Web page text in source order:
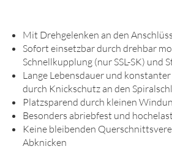
Mit Drehgelenken an den
Sofort einsetzbar durch drehbar
Schnellkupplung (nur SSL-SK) und
Lange Lebensdauer und
durch Knickschutz an den
Platzsparend durch kleinen
Besonders abriebfest und
Keine bleibenden
Abknicken